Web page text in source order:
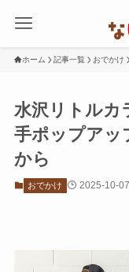
ホーム 記事一覧 おでかけ
水沢リトル
手ポップアッ
から
おでかけ 2025-10-07